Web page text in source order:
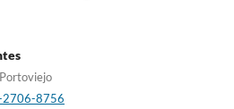
2706-8756